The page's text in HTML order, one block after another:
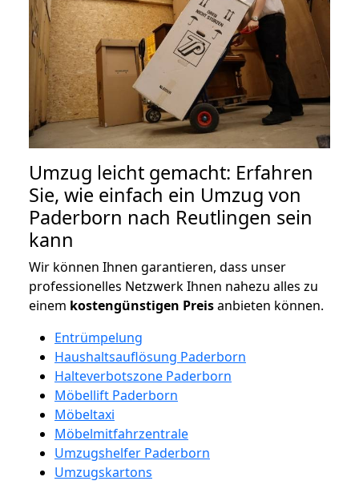
Umzug leicht gemacht: Erfahren
Sie, wie einfach ein Umzug von
Paderborn nach Reutlingen sein
kann
Wir können Ihnen garantieren, dass unser
professionelles Netzwerk Ihnen nahezu alles zu
einem kostengünstigen Preisanbieten können.
Entrümpelung
Haushaltsauflösung Paderborn
Halteverbotszone Paderborn
Möbellift Paderborn
Möbeltaxi
Möbelmitfahrzentrale
Umzugshelfer Paderborn
Umzugskartons